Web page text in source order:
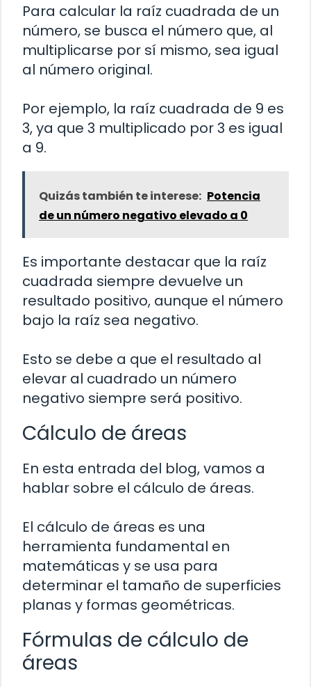
Para calcular la raíz cuadrada de un
número, se busca el número que, al
multiplicarse por sí mismo, sea igual
al número original.
Por ejemplo, la raíz cuadrada de 9 es
3, ya que 3 multiplicado por 3 es igual
a 9.
Quizás también te interese: Potencia
de un número negativo elevado a 0
Es importante destacar que la raíz
cuadrada siempre devuelve un
resultado positivo, aunque el número
bajo la raíz sea negativo.
Esto se debe a que el resultado al
elevar al cuadrado un número
negativo siempre será positivo.
Cálculo de áreas
En esta entrada del blog, vamos a
hablar sobre el cálculo de áreas.
El cálculo de áreas es una
herramienta fundamental en
matemáticas y se usa para
determinar el tamaño de superficies
planas y formas geométricas.
Fórmulas de cálculo de
áreas